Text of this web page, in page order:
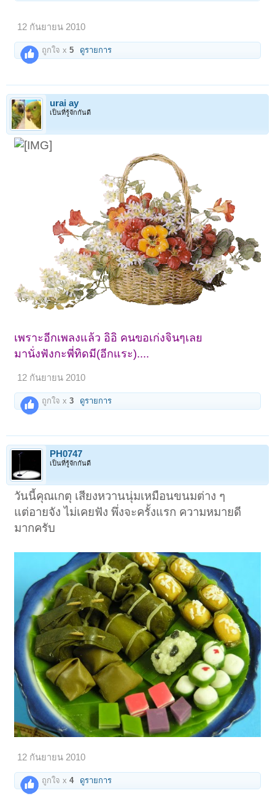
12 กันยายน 2010
ถูกใจ x5 ดูรายการ
urai ay
เป็นที่รู้จักกันดี
เพราะอีกเพลงแล้ว อิอิ คนขอเก่งจินๆเลย
มานั่งฟังกะพี่ทิดมี(อีกแระ)....
12 กันยายน 2010
ถูกใจ x3 ดูรายการ
PH0747
เป็นที่รู้จักกันดี
วันนี้คุณเกตุ เสียงหวานนุ่มเหมือนขนมต่าง ๆ
แต่อายจัง ไม่เคยฟัง พึ่งจะครั้งแรก ความหมายดี
มากครับ
12 กันยายน 2010
ถูกใจ x4 ดูรายการ